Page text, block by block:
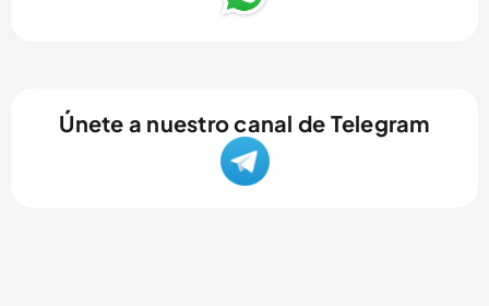
Únete a nuestro canal de Telegram